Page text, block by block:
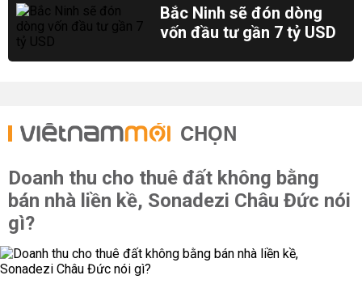
Bắc Ninh sẽ đón dòng
vốn đầu tư gần 7 tỷ USD
CHỌN
Doanh thu cho thuê đất không bằng
bán nhà liền kề, Sonadezi Châu Đức nói
gì?